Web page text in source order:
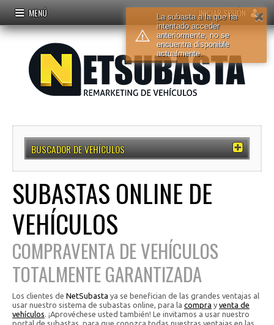
MENÚ INICIAR SESIÓN
BUSCADOR DE VEHÍCULOS
SUBASTAS ONLINE DE
VEHÍCULOS
COMPRAVENTA DE VEHÍCULOS
TOTALMENTE GARANTIZADA
Los clientes de NetSubasta ya se benefician de las grandes ventajas al
usar nuestro sistema de subastas online, para la compra y venta de
vehículos. ¡Aprovéchese usted también! Le invitamos a usar nuestro
portal de subastas, para que conozca todas nuestras ventajas en las
La subasta a la que ha
intentado acceder
anteriormente, no se
encuentra disponible
actualmente.